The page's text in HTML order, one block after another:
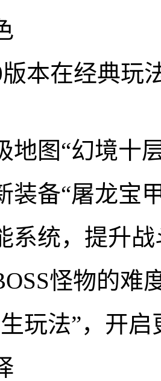
本在经典玩
地图“幻境十
装备“屠龙宝
系统，提升
怪物的难
玩法”，开